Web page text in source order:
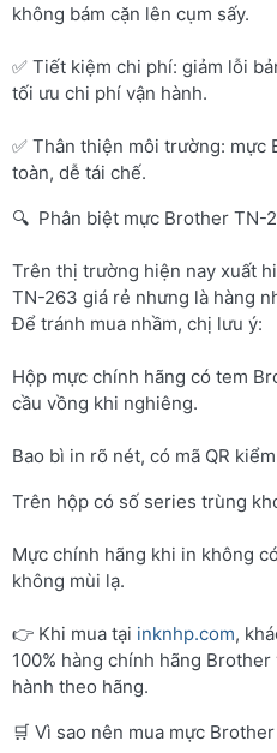
không bám cặn lên cụm sấy.
✅ Tiết kiệm chi phí: giảm lỗi
tối ưu chi phí vận hành.
✅ Thân thiện môi trường: mực
toàn, dễ tái chế.
🔍 Phân biệt mực Brother TN-
Trên thị trường hiện nay xuất
TN-263 giá rẻ nhưng là hàng
Để tránh mua nhầm, chị lưu ý:
Hộp mực chính hãng có tem
cầu vồng khi nghiêng.
Bao bì in rõ nét, có mã QR
Trên hộp có số series trùng
Mực chính hãng khi in không
không mùi lạ.
👉 Khi mua tại inknhp.com,
100% hàng chính hãng Brother
hành theo hãng.
🛒 Vì sao nên mua mực